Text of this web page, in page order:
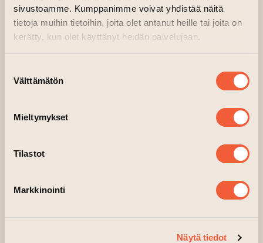
sivustoamme. Kumppanimme voivat yhdistää näitä
tietoja muihin tietoihin, joita olet antanut heille tai joita on
kerätty, kun olet käyttänyt heidän palvelujaan.
valinta
Välttämätön
Mieltymykset
Tilastot
Markkinointi
Näytä tiedot
Ensimmäisellä kerralla dreijaamme ja toisella
harjoittelemme lisäksi sorvaamista. Ohjaaja
lasittaa työt valitsemallasi lasitteella.
Huomioithan, että pitkät kynnet vaikeuttavat
dreijaamista. Varaudu kurssille vaatteilla, joissa
aiempaa osaamista saven parissa.
Kurssin vetäjinä toimivat keraamikot Sanna
Kurssilla 4 paikkaa
Kurssimaksu 145 €/hlö